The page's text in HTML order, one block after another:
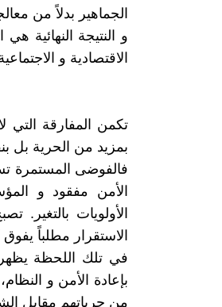
الجماهير بدلاً من
و النتيجة النهائية
الاقتصادية و
تكمن المفارقة التي
بمزيد من الحرية بل
فالفوضى المستمرة
الأمن مفقود و
الأولويات
الاستقرار مطلباً
في تلك اللحظة يظهر
بإعادة الأمن و
من حرياتهم مقابل